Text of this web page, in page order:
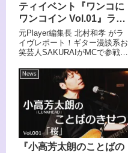
ティイベント『ワンコに
ワンコイン Vol.01』ライ
ブレポート！
元Player編集長 北村和孝 がラ
イヴレポート！ギター漫談系お
笑芸人SAKURAIがMCで参戦！
都心VJ-3にて2023年8月12日
(土)合同会社バディット主催に
よる盲導犬支援ライブイベン
ト、『ワンコにワンコイン
Vol.01』が開催。
News
『小高芳太朗のことばの